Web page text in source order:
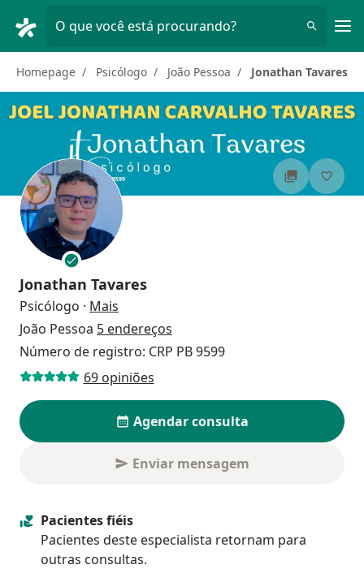
O que você está procurando?
Homepage Psicólogo João Pessoa Jonathan Tavares
Jonathan Tavares
Psicólogo · Mais
João Pessoa 5 endereços
Número de registro: CRP PB 9599
69 opiniões
Agendar consulta
Enviar mensagem
Pacientes fiéis
Pacientes deste especialista retornam para
outras consultas.